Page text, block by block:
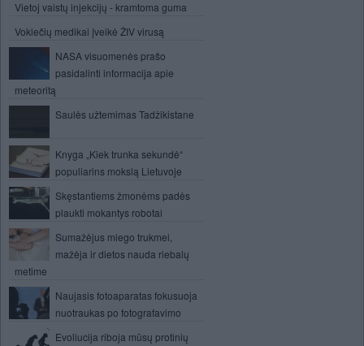
Vietoj vaistų injekcijų - kramtoma guma
Vokiečių medikai įveikė ŽIV virusą
NASA visuomenės prašo
pasidalinti informacija apie
meteoritą
Saulės užtemimas Tadžikistane
Knyga „Kiek trunka sekundė“
populiarins mokslą Lietuvoje
Skęstantiems žmonėms padės
plaukti mokantys robotai
Sumažėjus miego trukmei,
mažėja ir dietos nauda riebalų
metime
Naujasis fotoaparatas fokusuoja
nuotraukas po fotografavimo
Evoliucija riboja mūsų protinių